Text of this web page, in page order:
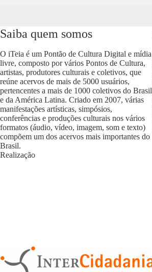
Saiba quem somos
O iTeia é um Pontão de Cultura Digital e mídia
livre, composto por vários Pontos de Cultura,
artistas, produtores culturais e coletivos, que
reúne acervos de mais de 5000 usuários,
pertencentes a mais de 1000 coletivos do Brasil
e da América Latina. Criado em 2007, várias
manifestações artísticas, simpósios,
conferências e produções culturais nos vários
formatos (áudio, vídeo, imagem, som e texto)
compõem um dos acervos mais importantes do
Brasil.
Realização